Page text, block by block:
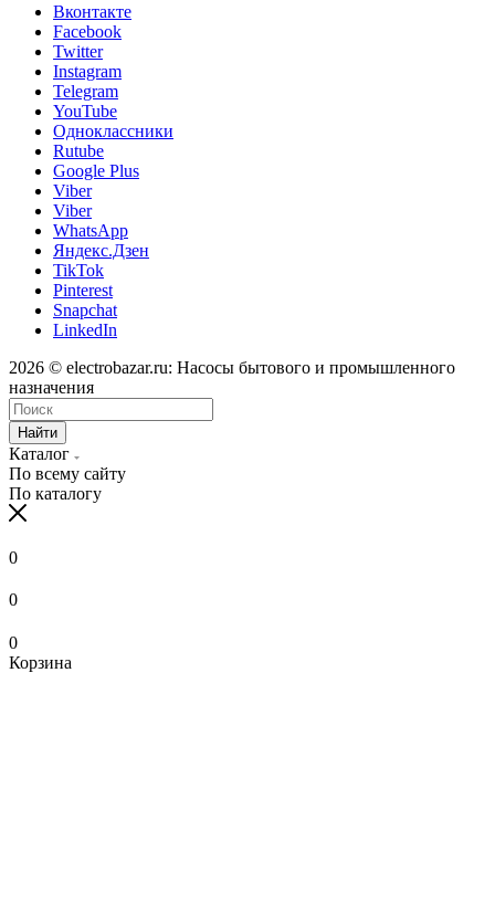
Вконтакте
Facebook
Twitter
Instagram
Telegram
YouTube
Одноклассники
Rutube
Google Plus
Viber
Viber
WhatsApp
Яндекс.Дзен
TikTok
Pinterest
Snapchat
LinkedIn
2026 © electrobazar.ru: Насосы бытового и промышленного
назначения
Найти
Каталог
По всему сайту
По каталогу
0
0
0
Корзина